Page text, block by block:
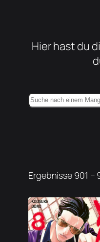
Hier hast du
Suchen
Ergebnisse 901